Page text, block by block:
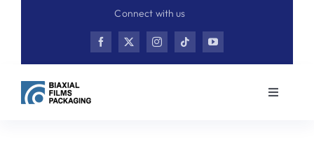
Connect with us
Toggle